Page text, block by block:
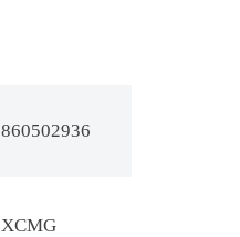
860502936
XCMG